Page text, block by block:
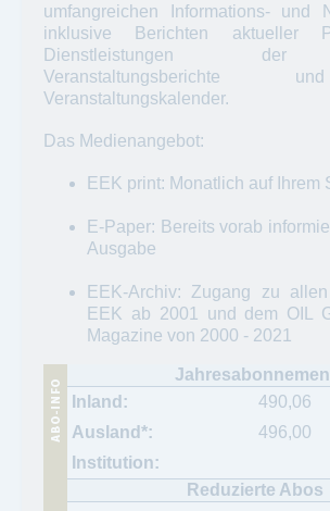
umfangreichen Informations- und
inklusive Berichten aktueller
Dienstleistungen der
Veranstaltungsberichte
Veranstaltungskalender.
Das Medienangebot:
EEK print: Monatlich auf Ihrem
E-Paper: Bereits vorab
Ausgabe
EEK-Archiv: Zugang zu
EEK ab 2001 und dem OIL
Magazine von 2000 - 2021
490,06
496,00